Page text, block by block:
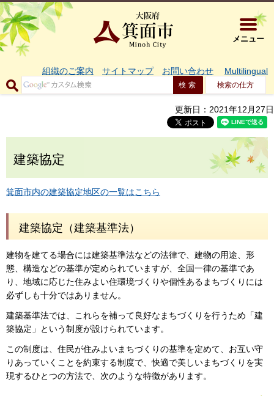
大阪府箕
メニュー
組織のご案内 サイトマップ お問い合わせ Multilingual
検索の仕方
更新日：2021年12月27日
建築協定
箕面市内の建築協定地区の一覧はこちら
建築協定（建築基準法）
建物を建てる場合には建築基準法などの法律で、建物の用途、形
態、構造などの基準が定められていますが、全国一律の基準であ
り、地域に応じた住みよい住環境づくりや個性あるまちづくりには
必ずしも十分ではありません。
建築基準法では、これらを補って良好なまちづくりを行うため「建
築協定」という制度が設けられています。
この制度は、住民が住みよいまちづくりの基準を定めて、お互い守
りあっていくことを約束する制度で、快適で美しいまちづくりを実
現するひとつの方法で、次のような特徴があります。